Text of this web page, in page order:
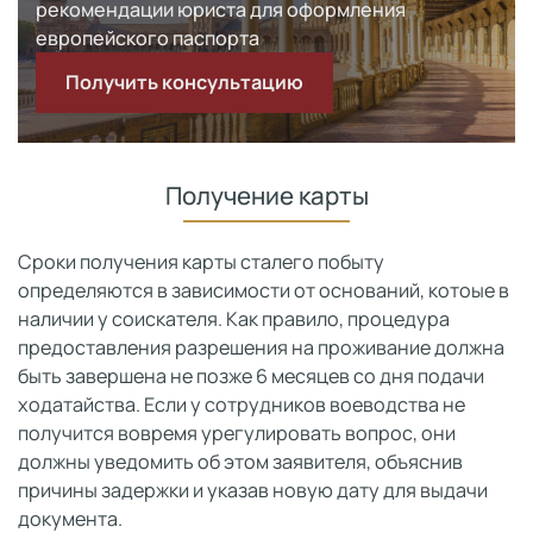
рекомендации юриста для оформления
европейского паспорта
Получить консультацию
Получение карты
Сроки получения карты сталего побыту
определяются в зависимости от оснований, котоые в
наличии у соискателя. Как правило, процедура
предоставления разрешения на проживание должна
быть завершена не позже 6 месяцев со дня подачи
ходатайства. Если у сотрудников воеводства не
получится вовремя урегулировать вопрос, они
должны уведомить об этом заявителя, объяснив
причины задержки и указав новую дату для выдачи
документа.